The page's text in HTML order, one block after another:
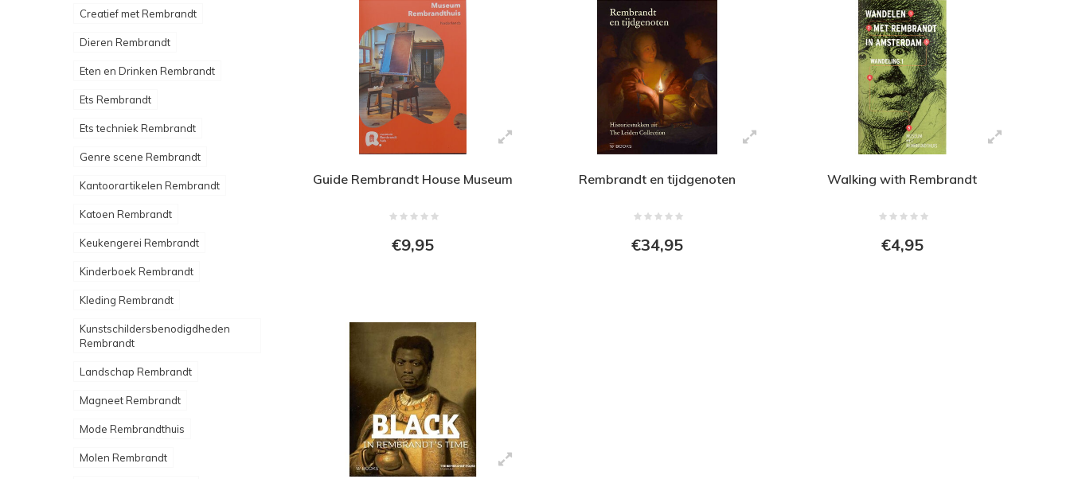
Creatief met Rembrandt
Dieren Rembrandt
Eten en Drinken Rembrandt
Ets Rembrandt
Ets techniek Rembrandt
Genre scene Rembrandt
Kantoorartikelen Rembrandt
Katoen Rembrandt
Keukengerei Rembrandt
Kinderboek Rembrandt
Kleding Rembrandt
Kunstschildersbenodigdheden
Rembrandt
Landschap Rembrandt
Magneet Rembrandt
Mode Rembrandthuis
Molen Rembrandt
Guide Rembrandt House Museum
€9,95
Rembrandt en tijdgenoten
€34,95
Walking with Rembrandt
€4,95